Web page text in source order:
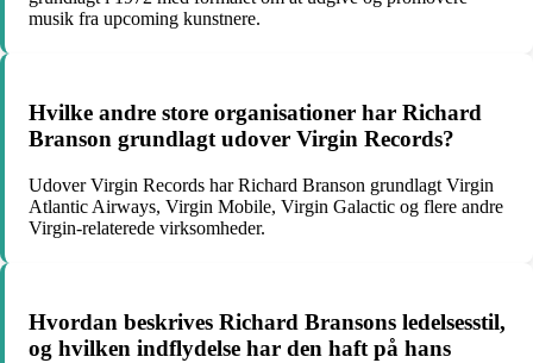
musik fra upcoming kunstnere.
Hvilke andre store organisationer har Richard
Branson grundlagt udover Virgin Records?
Udover Virgin Records har Richard Branson grundlagt Virgin
Atlantic Airways, Virgin Mobile, Virgin Galactic og flere andre
Virgin-relaterede virksomheder.
Hvordan beskrives Richard Bransons ledelsesstil,
og hvilken indflydelse har den haft på hans